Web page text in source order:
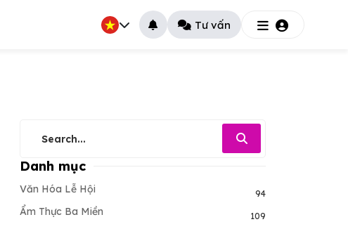
Tư vấn
Danh mục
Văn Hóa Lễ Hội 94
Ẩm Thực Ba Miền 109